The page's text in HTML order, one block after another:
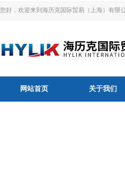
您好，欢迎来到海历克国际贸易（上海）有限
网站首页 关于我们